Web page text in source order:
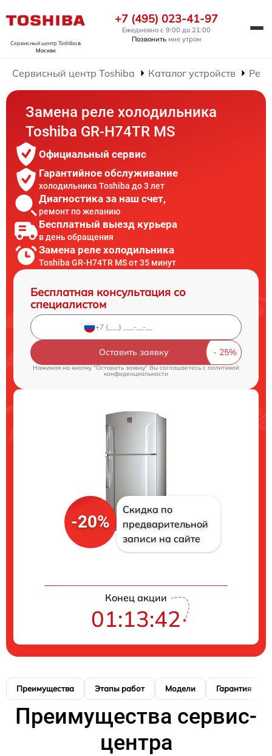
Сервисный центр Toshibaв
Москве
+7 (495) 023-41-97
Ежедневно с 9:00 до 21:00
Позвонить мне утром
Сервисный центр Toshiba Каталог устройств
Замена реле холодильника
Toshiba GR-H74TR MS
Официальный сервис
Гарантийное обслуживание
холодильника Toshiba до 3 лет
Диагностика за наш счет,
ремонт по желанию
Бесплатный выезд курьера
в день обращения
Замена реле холодильника
Toshiba GR-H74TR MS от 35 минут
Бесплатная консультация со
специалистом
Оставить заявку
Нажимая на кнопку "Оставить заявку" Вы соглашаетесь cполитикой
конфиденциальности
-20%
Скидка по
предварительной
записи на сайте
Конец акции
01:13:41
Преимущества Этапы работ Модели Гарантия
Преимущества сервис-
центра